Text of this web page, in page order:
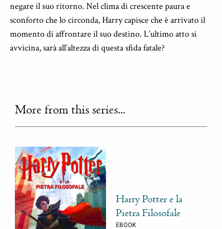
negare il suo ritorno. Nel clima di crescente paura e
sconforto che lo circonda, Harry capisce che è arrivato il
momento di affrontare il suo destino. L’ultimo atto si
avvicina, sarà all’altezza di questa sfida fatale?
More from this series...
Harry Potter e la
Pietra Filosofale
EBOOK